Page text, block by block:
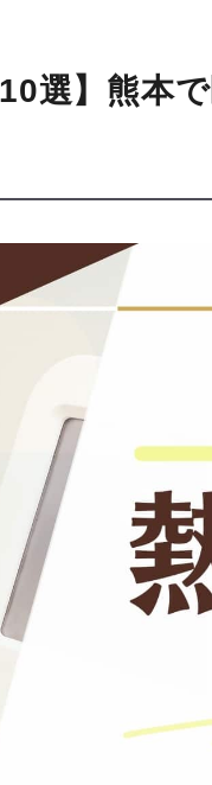
選】熊本